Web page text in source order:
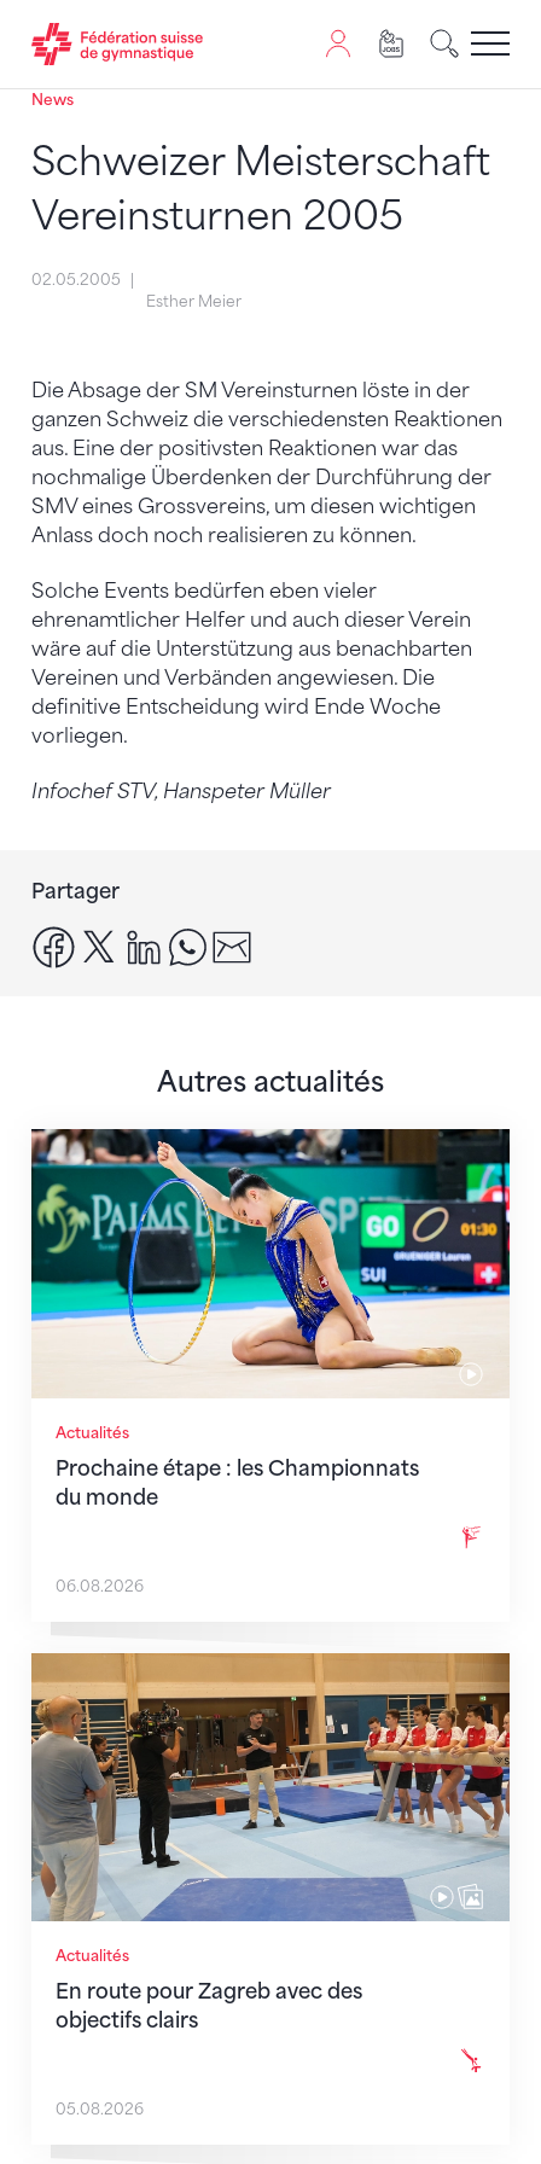
Passer au contenu
Naviguer vers le plan du siten
JavaScript est nécessaire pour naviguer sur ce site.
News
Schweizer Meisterschaft
Vereinsturnen 2005
02.05.2005
Esther Meier
Die Absage der SM Vereinsturnen löste in der
ganzen Schweiz die verschiedensten Reaktionen
aus. Eine der positivsten Reaktionen war das
nochmalige Überdenken der Durchführung der
SMV eines Grossvereins, um diesen wichtigen
Anlass doch noch realisieren zu können.
Solche Events bedürfen eben vieler
ehrenamtlicher Helfer und auch dieser Verein
wäre auf die Unterstützung aus benachbarten
Vereinen und Verbänden angewiesen. Die
definitive Entscheidung wird Ende Woche
vorliegen.
Infochef STV, Hanspeter Müller
Partager
facebook
x linkedinwhatsapp
Autres actualités
Actualités
Prochaine étape : les Championnats
du monde
Prochaine étape : les Championnats du monde
06.08.2026
Actualités
En route pour Zagreb avec des
objectifs clairs
En route pour Zagreb avec des objectifs clairs
05.08.2026